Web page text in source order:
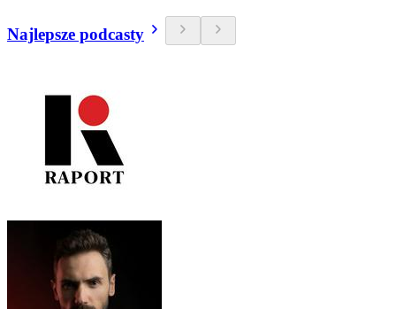
Najlepsze podcasty